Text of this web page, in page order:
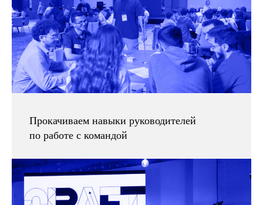
Прокачиваем навыки руководителей
по работе с командой
Книги CRAFT